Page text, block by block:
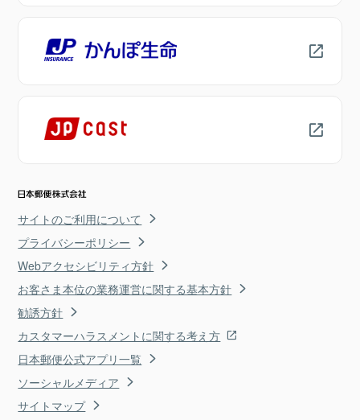
サイトのご利用について
プライバシーポリシー
Webアクセシビリティ方針
お客さま本位の業務運営に関する基本方針
勧誘方針
カスタマーハラスメントに関する考え方
日本郵便公式アプリ一覧
ソーシャルメディア
サイトマップ